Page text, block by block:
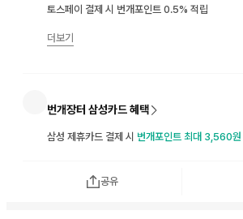
토스페이 결제 시 번개포인트 0.5% 적립
더보기
번개장터 삼성카드 혜택
삼성 제휴카드 결제 시 번개포인트 최대 3,560원
공유